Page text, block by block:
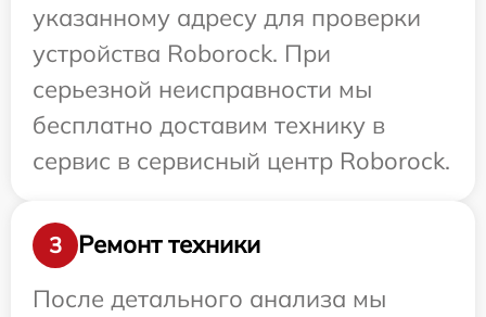
указанному адресу для проверки
устройства Roborock. При
серьезной неисправности мы
бесплатно доставим технику в
сервис в сервисный центр Roborock.
3
Ремонт техники
После детального анализа мы